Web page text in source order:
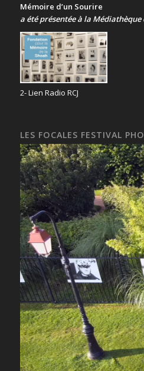
Mémoire d’un Sourire
a été présentéeà la Médiathèque
2- Lien Radio RCJ
LES FOCALES FESTIVAL